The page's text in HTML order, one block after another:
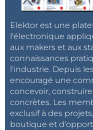
Elektor est une
l'électronique
aux makers et aux
connaissances
l'industrie. Depuis
encouragé une
concevoir,
concrètes. Les
exclusif à des
boutique et